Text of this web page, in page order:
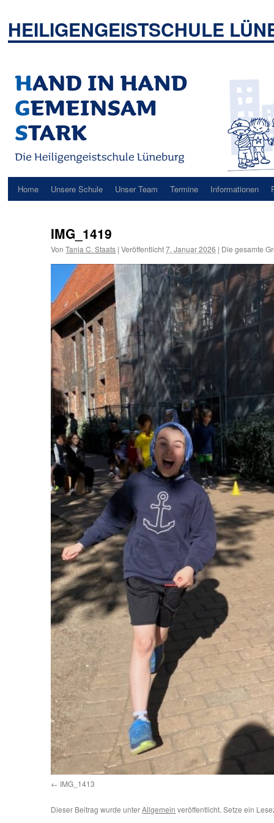
springen
HEILIGENGEISTSCHULE
Home Unsere Schule Unser Team Termine Informationen
IMG_1419
Von Tanja C. Staats | Veröffentlicht 7. Januar 2026 | Die gesamte
IMG_1413
Dieser Beitrag wurde unterAllgemein veröffentlicht. Setze ein